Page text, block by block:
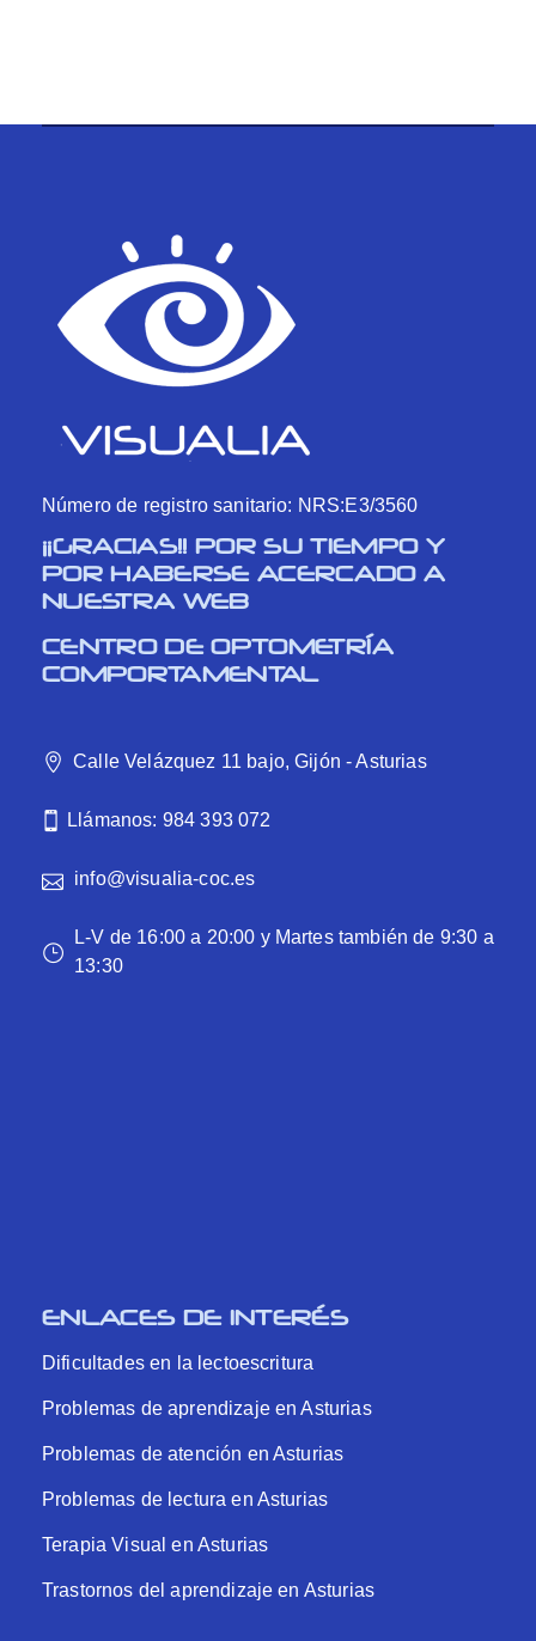
Número de registro sanitario: NRS:E3/3560
¡¡GRACIAS!! POR SU TIEMPO Y
POR HABERSE ACERCADO A
NUESTRA WEB
CENTRO DE OPTOMETRÍA
COMPORTAMENTAL
Calle Velázquez 11 bajo, Gijón - Asturias
Llámanos: 984 393 072
info@visualia-coc.es
L-V de 16:00 a 20:00 y Martes también de 9:30 a
13:30
ENLACES DE INTERÉS
Dificultades en la lectoescritura
Problemas de aprendizaje en Asturias
Problemas de atención en Asturias
Problemas de lectura en Asturias
Terapia Visual en Asturias
Trastornos del aprendizaje en Asturias